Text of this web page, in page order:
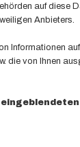
Dich!
weisenau.de
auf diese
Anbieters.
Informationen
die von Ihnen